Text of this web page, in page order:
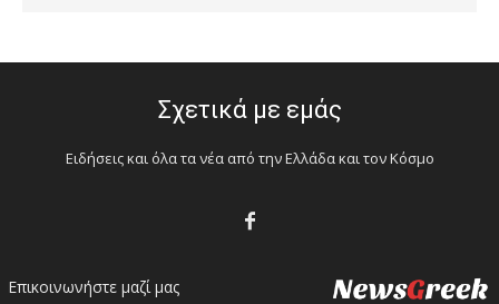
Σχετικά με εμάς
Ειδήσεις και όλα τα νέα από την Ελλάδα και τον Κόσμο
Επικοινωνήστε μαζί μας